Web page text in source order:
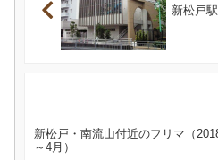
新松戸
新松戸・南流山付近のフリマ（
～4月）